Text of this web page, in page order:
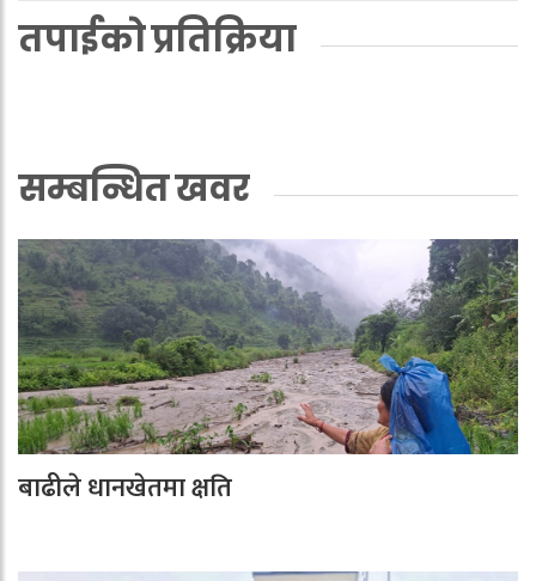
तपाईको प्रतिक्रिया
सम्बन्धित खवर
बाढीले धानखेतमा क्षति